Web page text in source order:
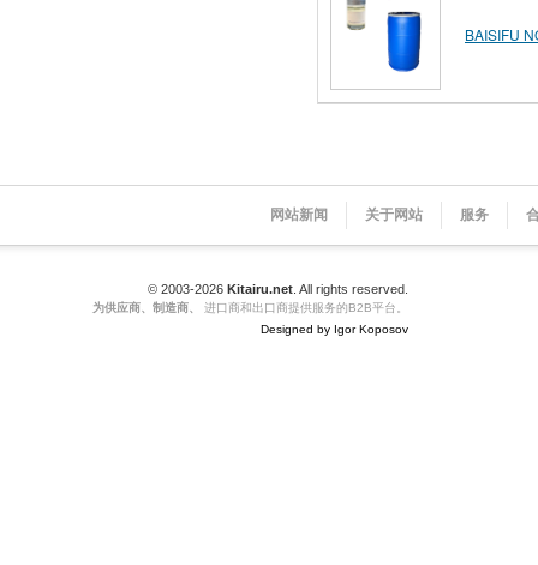
BAISIFU
网站新闻 关于网站 服务
© 2003-2026 Kitairu.net . All rights reserved.
为供应商、制造商、
进口商和出口商提供服务的B2B平台。
Designed by Igor Koposov